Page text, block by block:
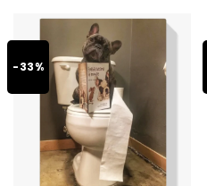
-33%